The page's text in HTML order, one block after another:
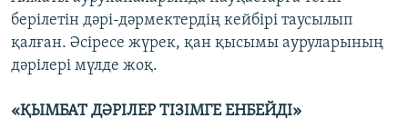
берілетін дәрі-дәрмектердің кейбірі таусылып
қалған. Әсіресе жүрек, қан қысымы ауруларының
дәрілері мүлде жоқ.
«ҚЫМБАТ ДӘРІЛЕР ТІЗІМГЕ ЕНБЕЙДІ»